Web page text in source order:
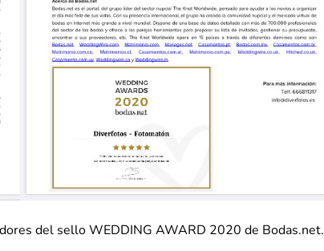
del sello WEDDING AWARD 2020 de Bodas.net.